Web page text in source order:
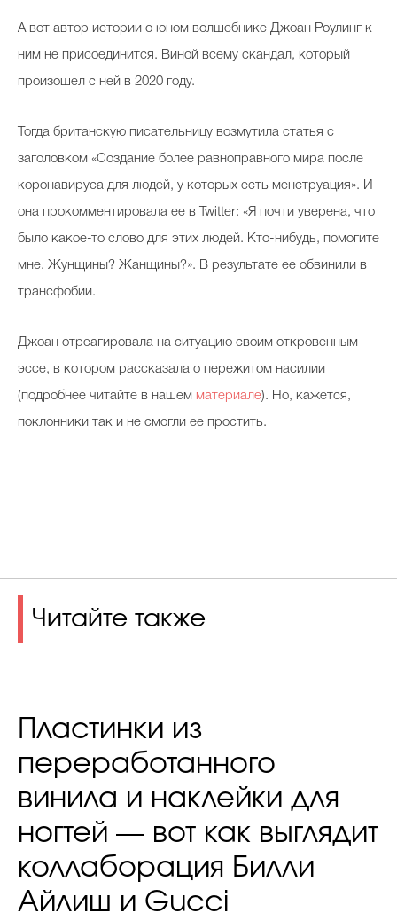
А вот автор истории о юном волшебнике Джоан Роулинг к
ним не присоединится. Виной всему скандал, который
произошел с ней в 2020 году.
Тогда британскую писательницу возмутила статья с
заголовком «Создание более равноправного мира после
коронавируса для людей, у которых есть менструация». И
она прокомментировала ее в Twitter: «Я почти уверена, что
было какое-то слово для этих людей. Кто-нибудь, помогите
мне. Жунщины? Жанщины?». В результате ее обвинили в
трансфобии.
Джоан отреагировала на ситуацию своим откровенным
эссе, в котором рассказала о пережитом насилии
(подробнее читайте в нашем материале). Но, кажется,
поклонники так и не смогли ее простить.
Читайте также
Пластинки из
переработанного
винила и наклейки для
ногтей — вот как выглядит
коллаборация Билли
Айлиш и Gucci